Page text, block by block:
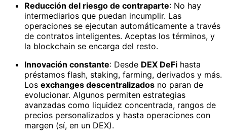
Reducción del riesgo de contraparte: No hay
intermediarios que puedan incumplir. Las
operaciones se ejecutan automáticamente a través
de contratos inteligentes. Aceptas los términos, y
la blockchain se encarga del resto.
Innovación constante: Desde DEX DeFi hasta
préstamos flash, staking, farming, derivados y más.
Los exchanges descentralizados no paran de
evolucionar. Algunos permiten estrategias
avanzadas como liquidez concentrada, rangos de
precios personalizados y hasta operaciones con
margen (sí, en un DEX).